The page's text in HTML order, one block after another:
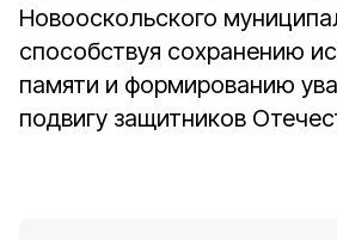
Новооскольского
способствуя сохранению
памяти и формированию
подвигу защитников